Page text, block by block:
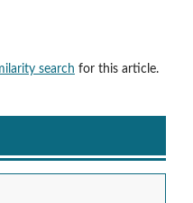
search for this article.